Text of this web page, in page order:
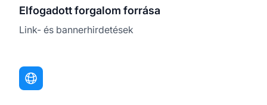
Elfogadott forgalom forrása
Link- és bannerhirdetések